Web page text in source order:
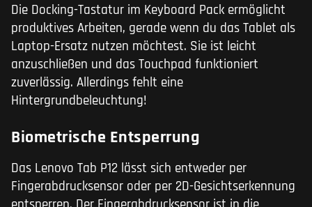
Die Docking-Tastatur im Keyboard Pack ermöglicht
produktives Arbeiten, gerade wenn du das Tablet als
Laptop-Ersatz nutzen möchtest. Sie ist leicht
anzuschließen und das Touchpad funktioniert
zuverlässig. Allerdings fehlt eine
Hintergrundbeleuchtung!
Biometrische Entsperrung
Das Lenovo Tab P12 lässt sich entweder per
Fingerabdrucksensor oder per 2D-Gesichtserkennung